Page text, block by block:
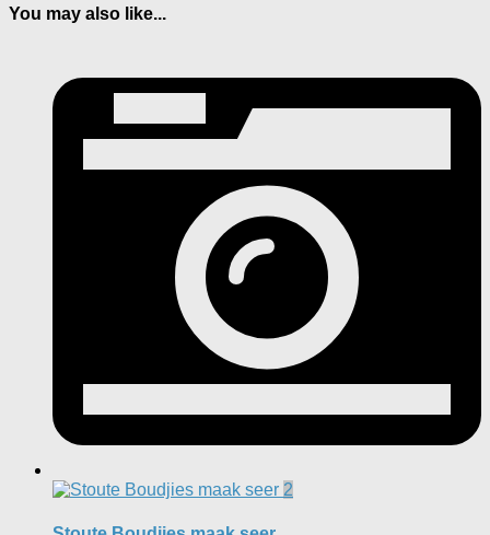
You may also like...
2